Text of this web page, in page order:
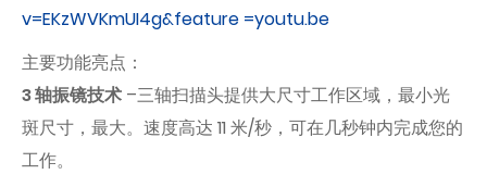
v=EKzWVKmUI4g&feature =youtu.be
主要功能亮点：
3 轴振镜技术 –三轴扫描头提供大尺寸工作区域，最小光
斑尺寸，最大。速度高达 11 米/秒，可在几秒钟内完成您的
工作。